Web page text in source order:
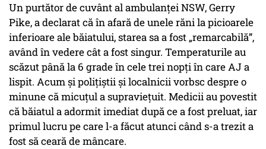
Un purtător de cuvânt al ambulanței NSW, Gerry
Pike, a declarat că în afară de unele răni la picioarele
inferioare ale băiatului, starea sa a fost „remarcabilă”,
având în vedere cât a fost singur. Temperaturile au
scăzut până la 6 grade în cele trei nopți în care AJ a
lispit. Acum și polițiștii și localnicii vorbsc despre o
minune că micuțul a supraviețuit. Medicii au povestit
că băiatul a adormit imediat după ce a fost preluat, iar
primul lucru pe care l-a făcut atunci când s-a trezit a
fost să ceară de mâncare.